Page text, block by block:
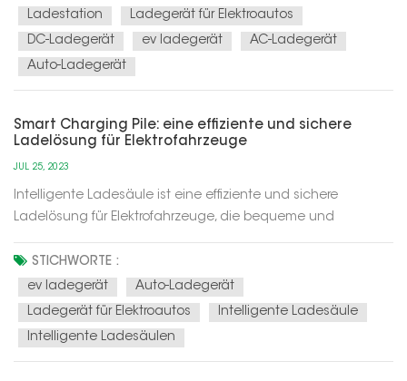
schnell Ladestationen finden und so ein reibungsloses und
problemloses Lade...
Ladestation
Ladegerät für Elektroautos
DC-Ladegerät
ev ladegerät
AC-Ladegerät
Auto-Ladegerät
Smart Charging Pile: eine effiziente und sichere
Ladelösung für Elektrofahrzeuge
JUL 25, 2023
Intelligente Ladesäule ist eine effiziente und sichere
Ladelösung für Elektrofahrzeuge, die bequeme und
das Ladeerlebnis durch intelligente Technologie optimieren
kann, um die Energieeffizienz zu verbessern. Im Folgenden
sind einige der Haupt...
STICHWORTE :
ev ladegerät
Auto-Ladegerät
Ladegerät für Elektroautos
Intelligente Ladesäule
Intelligente Ladesäulen